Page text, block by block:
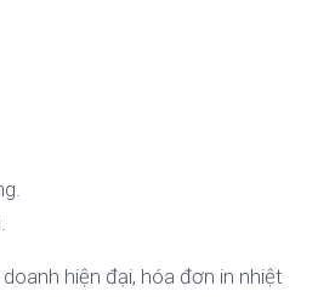
hiện đại, hóa đơn in nhiệt